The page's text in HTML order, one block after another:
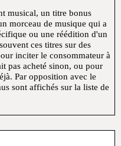
morceau de musique qui a
ou une réédition d'un
ces titres sur des
inciter le consommateur à
pas acheté sinon, ou pour
Par opposition avec le
sont affichés sur la liste de